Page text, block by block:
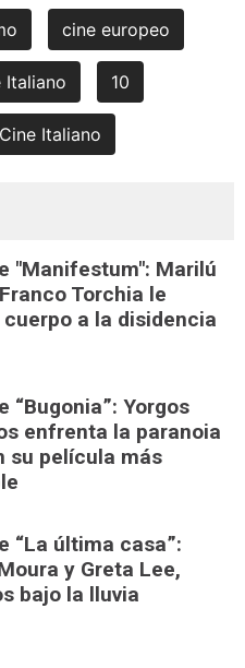
cine europeo
Italiano 10
Italiano
"Manifestum": Marilú
Torchia le
cuerpo a la disidencia
“Bugonia”: Yorgos
enfrenta la paranoia
su película más
“La última casa”:
y Greta Lee,
bajo la lluvia